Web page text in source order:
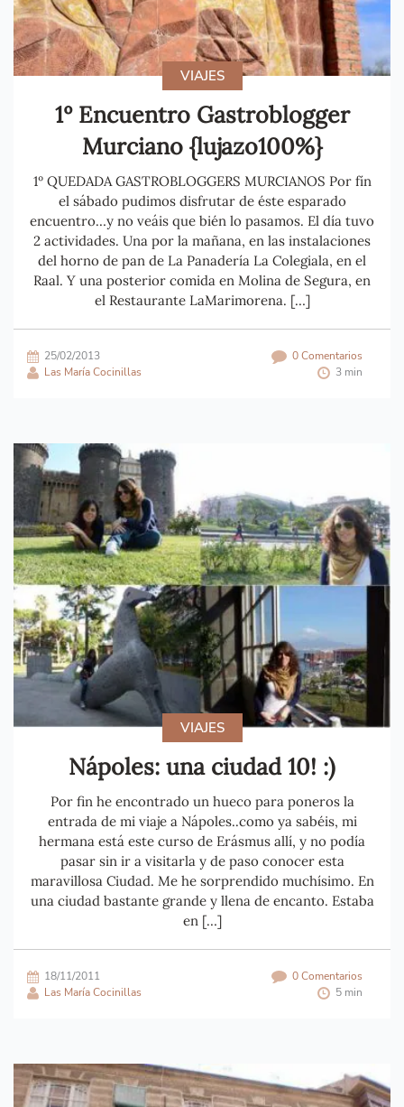
VIAJES
1º Encuentro Gastroblogger
Murciano {lujazo100%}
1º QUEDADA GASTROBLOGGERS MURCIANOS Por fín
el sábado pudimos disfrutar de éste esparado
encuentro …y no veáis que bién lo pasamos. El día tuvo
2 actividades. Una por la mañana, en las instalaciones
del horno de pan de La Panadería La Colegiala, en el
Raal. Y una posterior comida en Molina de Segura, en
el Restaurante LaMarimorena. […]
25/02/2013
0 Comentarios
Las María Cocinillas
3 min
VIAJES
Nápoles: una ciudad 10! :)
Por fin he encontrado un hueco para poneros la
entrada de mi viaje a Nápoles..como ya sabéis, mi
hermana está este curso de Erásmus allí, y no podía
pasar sin ir a visitarla y de paso conocer esta
maravillosa Ciudad. Me he sorprendido muchísimo. En
una ciudad bastante grande y llena de encanto. Estaba
en […]
18/11/2011
0 Comentarios
Las María Cocinillas
5 min